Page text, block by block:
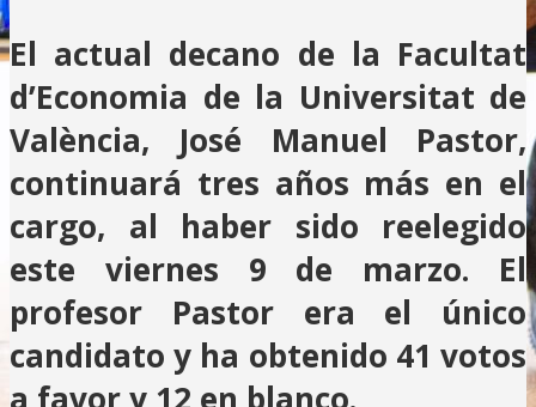
El actual decano de la Facultat
d’Economia de la Universitat de
València, José Manuel Pastor,
continuará tres años más en el
cargo, al haber sido reelegido
este viernes 9 de marzo. El
profesor Pastor era el único
candidato y ha obtenido 41 votos
a favor y 12 en blanco.